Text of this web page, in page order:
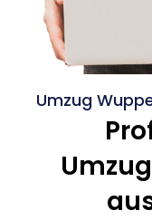
Umzug